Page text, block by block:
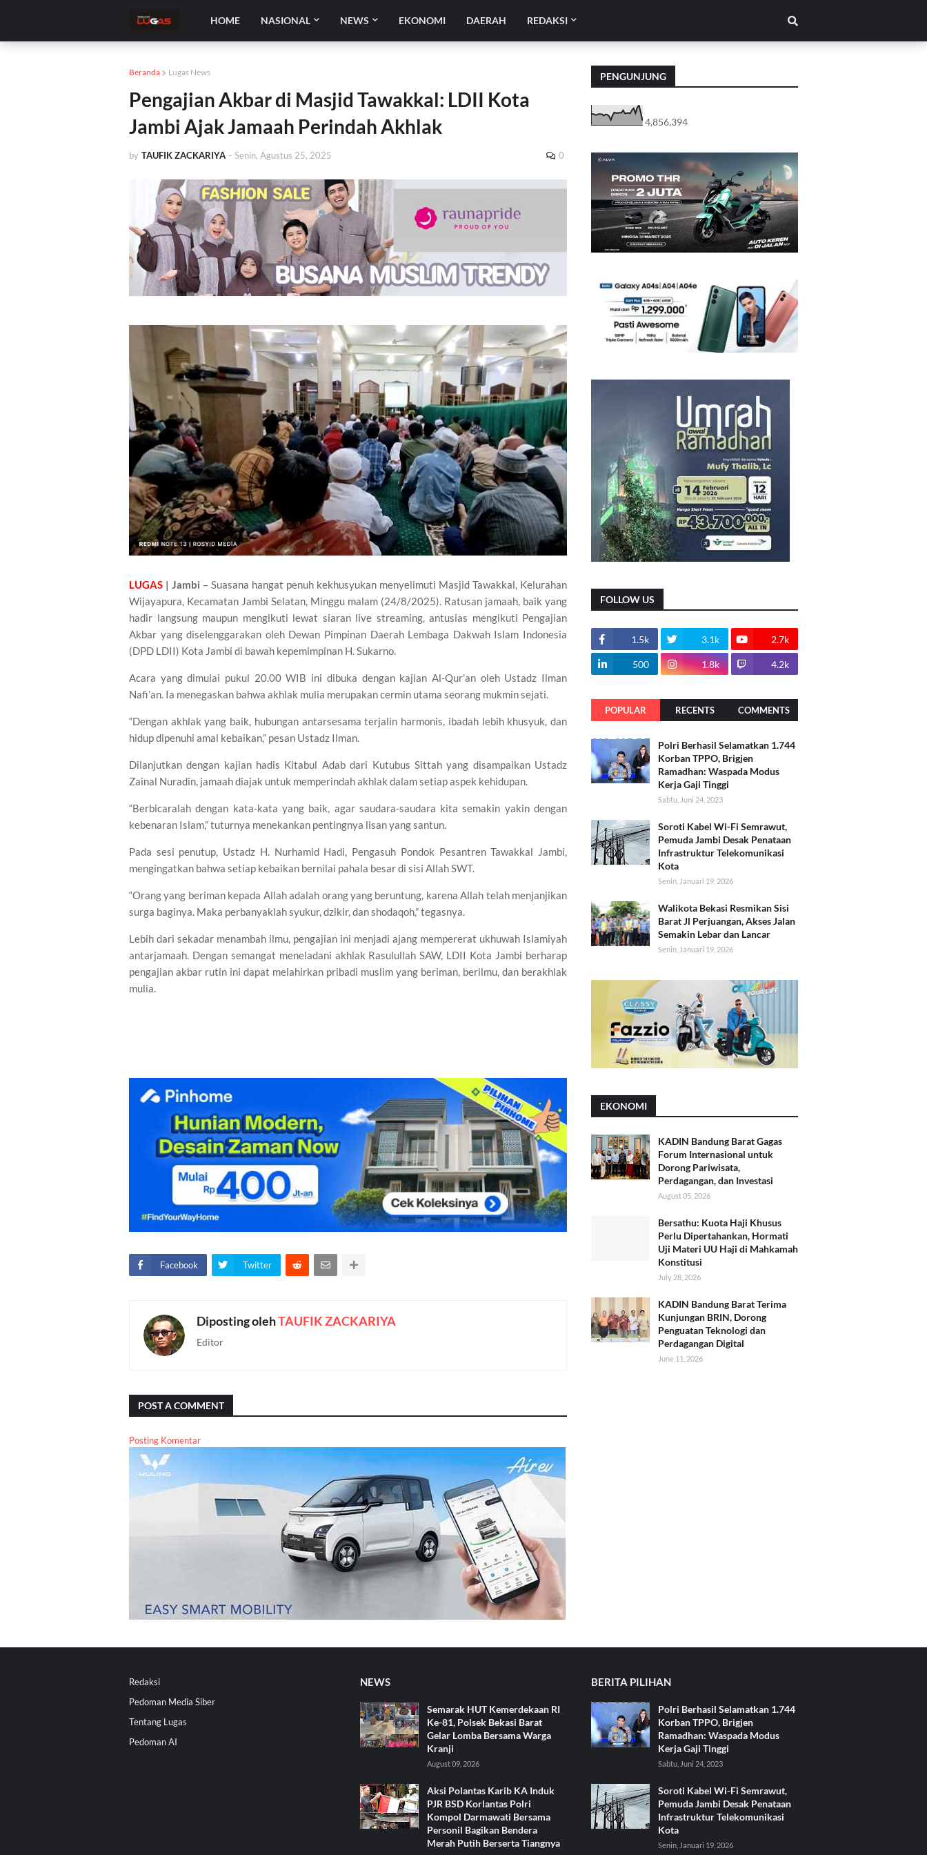
HOME NASIONAL NEWS EKONOMI DAERAH REDAKSI
Beranda Lugas News
Pengajian Akbar di Masjid Tawakkal: LDII Kota
Jambi Ajak Jamaah Perindah Akhlak
by TAUFIK ZACKARIYA - Senin, Agustus 25, 2025 0
LUGAS | Jambi – Suasana hangat penuh kekhusyukan menyelimuti Masjid Tawakkal, Kelurahan
Wijayapura, Kecamatan Jambi Selatan, Minggu malam (24/8/2025). Ratusan jamaah, baik yang
hadir langsung maupun mengikuti lewat siaran live streaming, antusias mengikuti Pengajian
Akbar yang diselenggarakan oleh Dewan Pimpinan Daerah Lembaga Dakwah Islam Indonesia
(DPD LDII) Kota Jambi di bawah kepemimpinan H. Sukarno.
Acara yang dimulai pukul 20.00 WIB ini dibuka dengan kajian Al-Qur’an oleh Ustadz Ilman
Nafi’an. Ia menegaskan bahwa akhlak mulia merupakan cermin utama seorang mukmin sejati.
“Dengan akhlak yang baik, hubungan antarsesama terjalin harmonis, ibadah lebih khusyuk, dan
hidup dipenuhi amal kebaikan,” pesan Ustadz Ilman.
Dilanjutkan dengan kajian hadis Kitabul Adab dari Kutubus Sittah yang disampaikan Ustadz
Zainal Nuradin, jamaah diajak untuk memperindah akhlak dalam setiap aspek kehidupan.
“Berbicaralah dengan kata-kata yang baik, agar saudara-saudara kita semakin yakin dengan
kebenaran Islam,” tuturnya menekankan pentingnya lisan yang santun.
Pada sesi penutup, Ustadz H. Nurhamid Hadi, Pengasuh Pondok Pesantren Tawakkal Jambi,
mengingatkan bahwa setiap kebaikan bernilai pahala besar di sisi Allah SWT.
“Orang yang beriman kepada Allah adalah orang yang beruntung, karena Allah telah menjanjikan
surga baginya. Maka perbanyaklah syukur, dzikir, dan shodaqoh,” tegasnya.
Lebih dari sekadar menambah ilmu, pengajian ini menjadi ajang mempererat ukhuwah Islamiyah
antarjamaah. Dengan semangat meneladani akhlak Rasulullah SAW, LDII Kota Jambi berharap
pengajian akbar rutin ini dapat melahirkan pribadi muslim yang beriman, berilmu, dan berakhlak
mulia.
Facebook Twitter
Diposting olehTAUFIK ZACKARIYA
Editor
POST A COMMENT
Posting Komentar
PENGUNJUNG
4,856,394
FOLLOW US
1.5k 3.1k 2.7k
500 1.8k 4.2k
POPULAR RECENTS COMMENTS
Polri Berhasil Selamatkan 1.744
Korban TPPO, Brigjen
Ramadhan: Waspada Modus
Kerja Gaji Tinggi
Sabtu, Juni 24, 2023
Soroti Kabel Wi-Fi Semrawut,
Pemuda Jambi Desak Penataan
Infrastruktur Telekomunikasi
Kota
Senin, Januari 19, 2026
Walikota Bekasi Resmikan Sisi
Barat Jl Perjuangan, Akses Jalan
Semakin Lebar dan Lancar
Senin, Januari 19, 2026
EKONOMI
KADIN Bandung Barat Gagas
Forum Internasional untuk
Dorong Pariwisata,
Perdagangan, dan Investasi
August 05, 2026
Bersathu: Kuota Haji Khusus
Perlu Dipertahankan, Hormati
Uji Materi UU Haji di Mahkamah
Konstitusi
July 28, 2026
KADIN Bandung Barat Terima
Kunjungan BRIN, Dorong
Penguatan Teknologi dan
Perdagangan Digital
June 11, 2026
Redaksi
Pedoman Media Siber
Tentang Lugas
Pedoman AI
NEWS
Semarak HUT Kemerdekaan RI
Ke-81, Polsek Bekasi Barat
Gelar Lomba Bersama Warga
Kranji
August 09, 2026
Aksi Polantas Karib KA Induk
PJR BSD Korlantas Polri
Kompol Darmawati Bersama
Personil Bagikan Bendera
Merah Putih Berserta Tiangnya
BERITA PILIHAN
Polri Berhasil Selamatkan 1.744
Korban TPPO, Brigjen
Ramadhan: Waspada Modus
Kerja Gaji Tinggi
Sabtu, Juni 24, 2023
Soroti Kabel Wi-Fi Semrawut,
Pemuda Jambi Desak Penataan
Infrastruktur Telekomunikasi
Kota
Senin, Januari 19, 2026